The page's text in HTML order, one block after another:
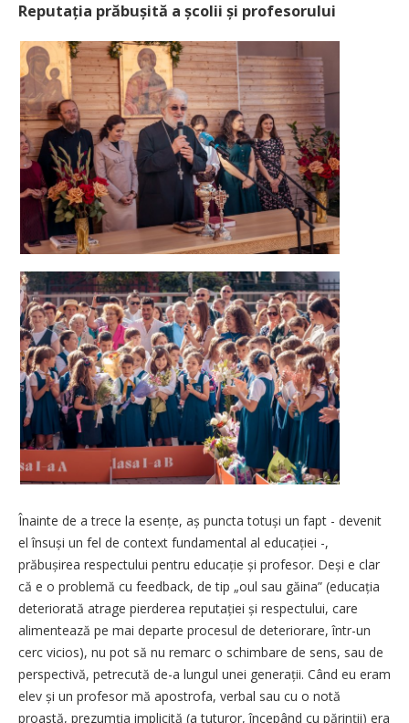
Reputația prăbușită a școlii și profesorului
Înainte de a trece la esențe, aș puncta totuși un fapt - devenit
el însuși un fel de context fundamental al educației -,
prăbușirea respectului pentru educație și profesor. Deși e clar
că e o problemă cu feedback, de tip „oul sau găina” (educația
deteriorată atrage pierderea reputației și respectului, care
alimentează pe mai departe procesul de deteriorare, într-un
cerc vicios), nu pot să nu remarc o schimbare de sens, sau de
perspectivă, petrecută de-a lungul unei generații. Când eu eram
elev și un profesor mă apostrofa, verbal sau cu o notă
proastă, prezumția implicită (a tuturor, începând cu părinții) era